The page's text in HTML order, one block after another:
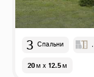
3 Спальни ,
20м x 12.5м